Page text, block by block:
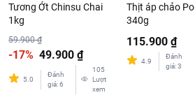
Tương Ớt Chinsu Chai
1kg
59.900 ₫
-17% 49.900 ₫
5.0
Đánh
giá:6
105
Lượt
xem
Thịt áp chảo
340g
115.900 ₫
4.9
Đánh
giá:3